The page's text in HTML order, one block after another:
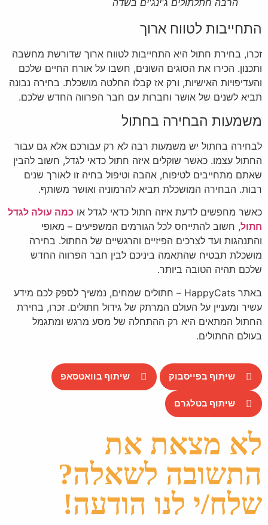
הרבה חתלתולים ג'ינג'ים בשדה
התחייבות לטווח ארוך
זכרו, בחירת חתול היא התחייבות לטווח ארוך שדורשת מחשבה
ותכנון. הכירו את הסוגים השונים, חשבו על אורח החיים שלכם
והעדיפויות האישיות, ורק אז קבלו החלטה מושכלת. בחירה נבונה
תביא לשנים של אושר וחברות עם חבר הפרווה החדש שלכם.
משמעות הבחירה בחתול
לבחירה בחתול יש משמעות רבה לא רק עבורכם אלא גם עבור
החתול עצמו. כאשר שוקלים איזה חתול כדאי לגדל, חשוב להבין
שאתם מתחייבים לטיפוח, אהבה וטיפול בחיה זו לאורך שנים
רבות. הבחירה המושכלת תביא להרמוניה ואושר משותף.
כאשר מחפשים לדעת איזה חתול כדאי לגדל או כמה עולה לגדל
חתול, חשוב להתייחס לכל הגורמים המשפיעים – מאופי
והתנהגות ועד לצרכים הפיזיים והרגשיים של החתול. בחירה
מושכלת תבטיח שהתאמה ביניכם לבין חבר הפרווה החדש
שלכם תהיה הטובה ביותר.
באתר HappyCats – חתולים שמחים, נמשיך לספק לכם מידע
עשיר ומעניין על העולם המרתק של גידול חתולים. זכרו, בחירת
החתול המתאים היא רק ההתחלה של מסע מרגש ומתגמל
בעולם החתולים.
שיתוף בפייסבוק שיתוף בוואטסאפ
שיתוף בטלגרם
לא מצאת את
התשובה לשאלה?
שלח/י לנו הודעה!